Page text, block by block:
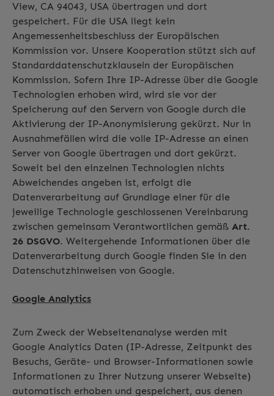
View, CA 94043, USA übertragen und dort
gespeichert. Für die USA liegt kein
Angemessenheitsbeschluss der Europäischen
Kommission vor. Unsere Kooperation stützt sich auf
Standarddatenschutzklauseln der Europäischen
Kommission. Sofern Ihre IP-Adresse über die Google
Technologien erhoben wird, wird sie vor der
Speicherung auf den Servern von Google durch die
Aktivierung der IP-Anonymisierung gekürzt. Nur in
Ausnahmefällen wird die volle IP-Adresse an einen
Server von Google übertragen und dort gekürzt.
Soweit bei den einzelnen Technologien nichts
Abweichendes angeben ist, erfolgt die
Datenverarbeitung auf Grundlage einer für die
jeweilige Technologie geschlossenen Vereinbarung
zwischen gemeinsam Verantwortlichen gemäß Art.
26 DSGVO. Weitergehende Informationen über die
Datenverarbeitung durch Google finden Sie in den
Datenschutzhinweisen von Google.
Google Analytics
Zum Zweck der Webseitenanalyse werden mit
Google Analytics Daten (IP-Adresse, Zeitpunkt des
Besuchs, Geräte- und Browser-Informationen sowie
Informationen zu Ihrer Nutzung unserer Webseite)
automatisch erhoben und gespeichert, aus denen